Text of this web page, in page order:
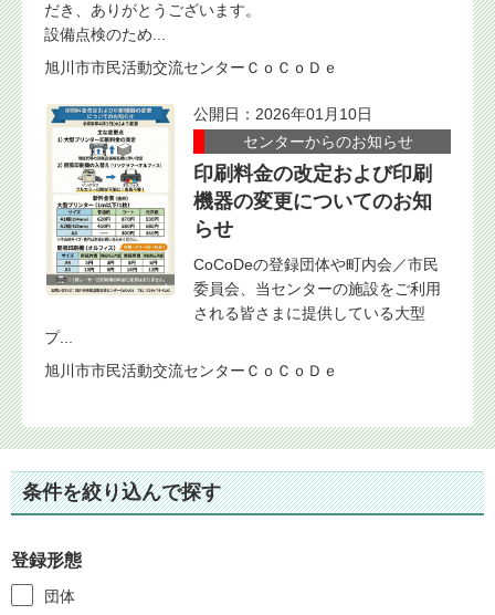
だき、ありがとうございます。
設備点検のため...
旭川市市民活動交流センターＣｏＣｏＤｅ
公開日：2026年01月10日
センターからのお知らせ
印刷料金の改定および印刷
機器の変更についてのお知
らせ
CoCoDeの登録団体や町内会／市民
委員会、当センターの施設をご利用
される皆さまに提供している大型
プ...
旭川市市民活動交流センターＣｏＣｏＤｅ
条件を絞り込んで探す
登録形態
団体